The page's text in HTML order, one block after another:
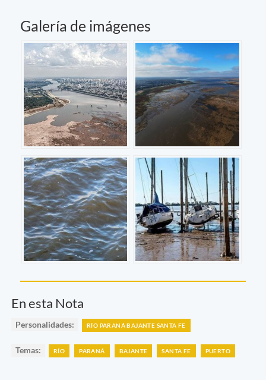
Galería de imágenes
En esta Nota
Personalidades: RÍO PARANÁ BAJANTE SANTA FE
Temas: RÍO PARANÁ BAJANTE SANTA FE PUERTO